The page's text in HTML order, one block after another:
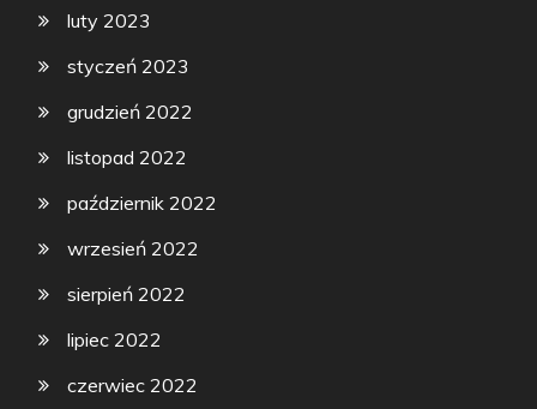
luty 2023
styczeń 2023
grudzień 2022
listopad 2022
październik 2022
wrzesień 2022
sierpień 2022
lipiec 2022
czerwiec 2022